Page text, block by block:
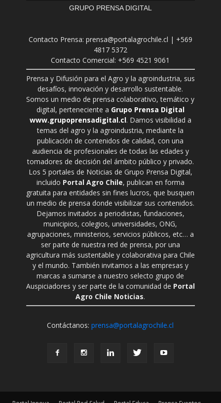
GRUPO PRENSA DIGITAL
Contacto Prensa: prensa@portalagrochile.cl | +569
4817 5372
Contacto Comercial: +569 4521 9061
Prensa y Difusión para el Agro y la agroindustria, sus
desafíos, innovación y desarrollo sustentable.
Somos un medio de prensa colaborativo, temático y
digital, perteneciente a Grupo Prensa Digital
www.grupoprensadigital.cl. Damos visibilidad a
temas del agro y la agroindustria, mediante la
publicación de contenidos de calidad, con una
audiencia de profesionales de todas las edades y
tomadores de decisión del ámbito público y privado.
Los 5 portales de Noticias de Grupo Prensa Digital,
incluido Portal Agro Chile, publican en forma
gratuita para entidades sin fines lucros, que busquen
un medio de prensa donde visibilizar sus contenidos.
Dejamos invitados a periodistas, fundaciones,
municipios, colegios, universidades, ONG,
agrupaciones, ministerios, servicios públicos, etc… a
ser parte de nuestra red de prensa, por una
agricultura más sustentable y colaborativa para Chile
y el mundo. También invitamos a las empresas y
marcas a sumarse a nuestro selecto grupo de
Auspiciadores y ser parte de la comunidad de Portal
Agro Chile Noticias.
Contáctanos:prensa@portalagrochile.cl